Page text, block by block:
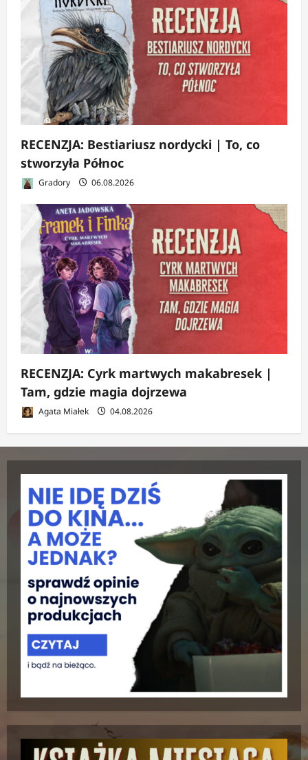
RECENZJA: Bestiariusz nordycki | To, co
stworzyła Północ
Gradory 06.08.2026
RECENZJA: Cyrk martwych makabresek |
Tam, gdzie magia dojrzewa
Agata Miałek 04.08.2026